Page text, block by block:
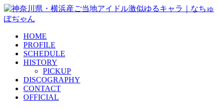
Skip
to
content
HOME
PROFILE
SCHEDULE
HISTORY
PICKUP
DISCOGRAPHY
CONTACT
OFFICIAL